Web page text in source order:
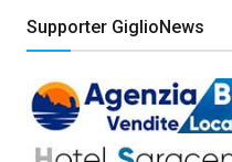
Supporter GiglioNews